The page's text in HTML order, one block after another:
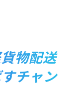
物配送
チャン